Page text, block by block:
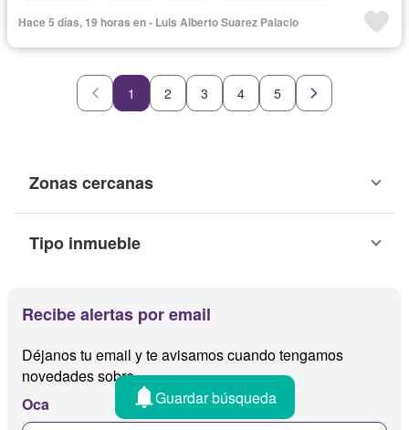
Hace 5 días, 19 horas en - Luis Alberto Suarez Palacio
1 2 3 4 5
Zonas cercanas
Tipo inmueble
Recibe alertas por email
Déjanos tu email y te avisamos cuando tengamos
novedades sobre
Oca
Guardar búsqueda